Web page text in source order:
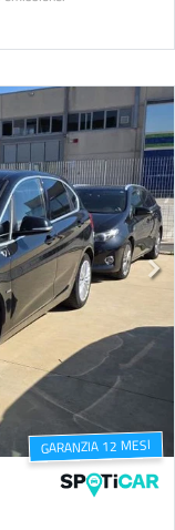
GARANZIA 12 MESI